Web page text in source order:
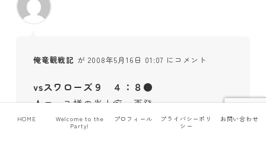
俺竜観戦記 が 2008年5月16日 01:07 にコメント
vsスワローズ９ ４：８●
★エース様の炎上癖、再発。
HOME
Welcome to the
Party!
プロフィール
プライバシーポリ
シー
お問い合わせ